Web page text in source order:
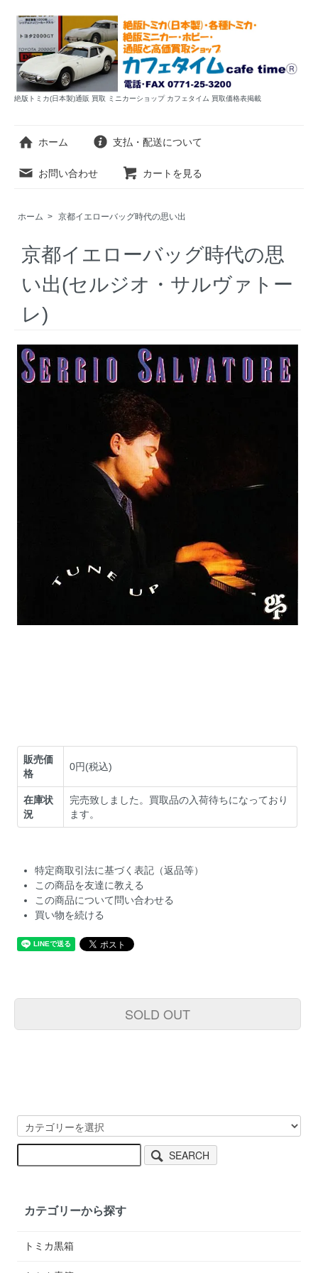
絶版トミカ(日本製)通販 買取 ミニカーショップ カフェタイム 買取価格表掲載
ホーム 支払・配送について
お問い合わせ カートを見る
ホーム > 京都イエローバッグ時代の思い出
京都イエローバッグ時代の思
い出(セルジオ・サルヴァトー
レ)
販売価
格
0円(税込)
在庫状
況
完売致しました。買取品の入荷待ちになっており
ます。
特定商取引法に基づく表記（返品等）
この商品を友達に教える
この商品について問い合わせる
買い物を続ける
SOLD OUT
SEARCH
カテゴリーから探す
トミカ黒箱